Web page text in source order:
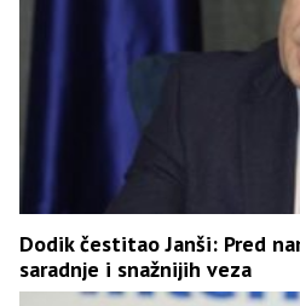
Dodik čestitao Janši: Pred
saradnje i snažnijih veza